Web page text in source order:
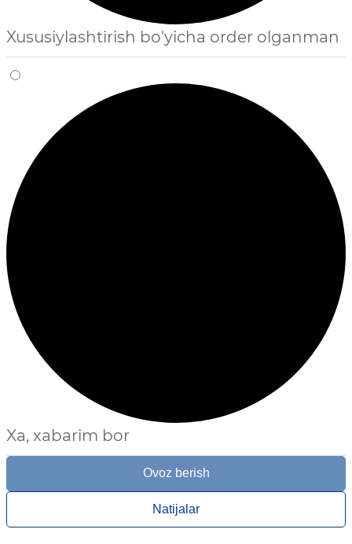
Xususiylashtirish bo'yicha order olganman
Xa, xabarim bor
Ovoz berish
Natijalar